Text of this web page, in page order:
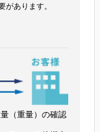
があります。
（重量）の確認